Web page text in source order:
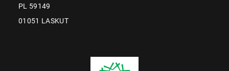
PL 59149
01051 LASKUT